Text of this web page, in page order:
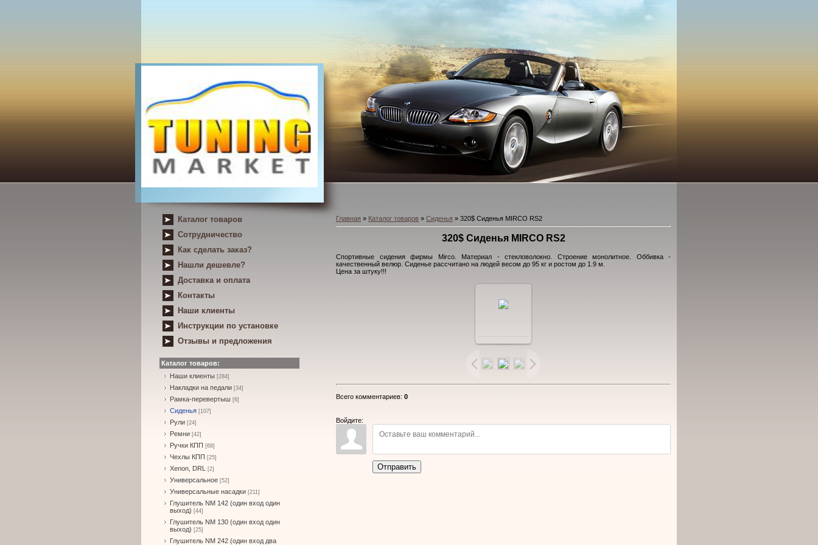
Каталог товаров
Сотрудничество
Как сделать заказ?
Нашли дешевле?
Доставка и оплата
Контакты
Наши клиенты
Инструкции по установке
Отзывы и предложения
Каталог товаров:
Наши клиенты [284]
Накладки на педали [34]
Рамка-перевертыш [6]
Сиденья [107]
Рули [24]
Ремни [42]
Ручки КПП [68]
Чехлы КПП [25]
Xenon, DRL [2]
Универсальное [52]
Универсальные насадки [211]
Глушитель NM 142 (один вход один
выход) [44]
Глушитель NM 130 (один вход один
выход) [25]
Глушитель NM 242 (один вход два
Главная » Каталог товаров » Сиденья » 320$ Сиденья MIRCO RS2
320$ Сиденья MIRCO RS2
Спортивные сидения фирмы Mirco. Материал - стекловолокно. Строение монолитное. Оббивка -
качественный велюр. Сиденье рассчитано на людей весом до 95 кг и ростом до 1.9 м.
Цена за штуку!!!
размере
Всего комментариев: 0
Войдите:
Отправить